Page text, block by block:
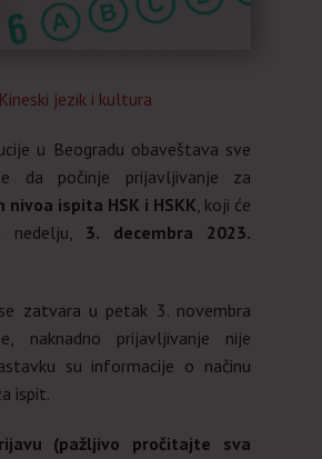
Kineski jezik i kultura
u Beogradu obaveštava sve
da počinje prijavljivanje za
nivoa ispita HSK i HSKK, koji će
nedelju, 3. decembra 2023.
zatvara u petak 3. novembra
naknadno prijavljivanje nije
su informacije o načinu
ispit.
(pažljivo pročitajte sva